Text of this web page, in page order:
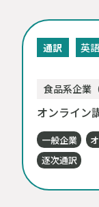
通訳 英語
食品系企業
オンライン
一般企業
逐次通訳